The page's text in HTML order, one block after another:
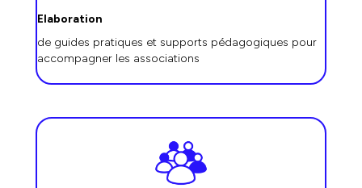
Elaboration
de guides pratiques et supports pédagogiques pour
accompagner les associations